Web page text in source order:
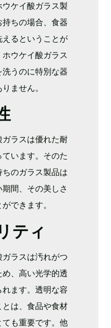
ケイ酸ガラス製
ちの場合、食器
えるということが
ウケイ酸ガラス
うのに特別な器
ません。
ガラスは優れた耐
います。そのた
のガラス製品は
間、その美しさ
できます。
ティ
ガラスは汚れがつ
め、高い光学的透
れます。透明な容
とは、食品や食材
ても重要です。他